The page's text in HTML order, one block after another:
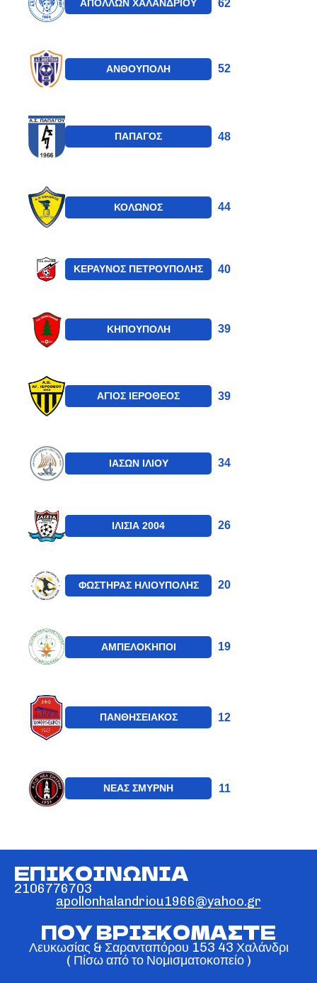
ΑΠΟΛΛΩΝ ΧΑΛΑΝΔΡΙΟΥ 62
ΑΝΘΟΥΠΟΛΗ 52
ΠΑΠΑΓΟΣ 48
ΚΟΛΩΝΟΣ 44
ΚΕΡΑΥΝΟΣ ΠΕΤΡΟΥΠΟΛΗΣ 40
ΚΗΠΟΥΠΟΛΗ 39
ΑΓΙΟΣ ΙΕΡΟΘΕΟΣ 39
ΙΑΣΩΝ ΙΛΙΟΥ 34
ΙΛΙΣΙΑ 2004 26
ΦΩΣΤΗΡΑΣ ΗΛΙΟΥΠΟΛΗΣ 20
ΑΜΠΕΛΟΚΗΠΟΙ 19
ΠΑΝΘΗΣΕΙΑΚΟΣ 12
ΝΕΑΣ ΣΜΥΡΝΗ 11
ΕΠΙΚΟΙΝΩΝΙΑ
2106776703
apollonhalandriou1966@yahoo.gr
ΠΟΥ ΒΡΙΣΚΟΜΑΣΤΕ
Λευκωσίας & Σαρανταπόρου 153 43 Χαλάνδρι
( Πίσω από το Νομισματοκοπείο )